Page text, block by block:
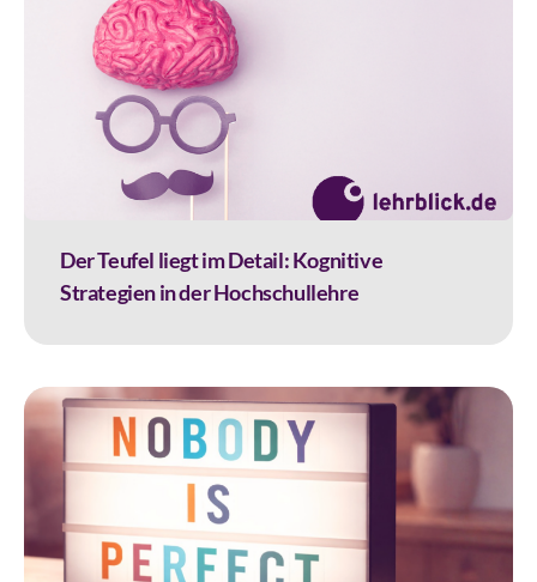
Der Teufel liegt im Detail: Kognitive
Strategien in der Hochschullehre